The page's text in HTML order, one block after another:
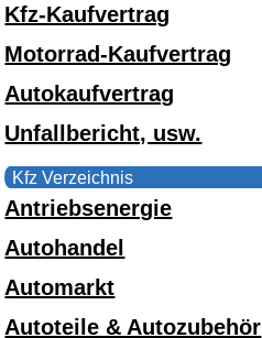
Kfz-Kaufvertrag
Motorrad-Kaufvertrag
Autokaufvertrag
Unfallbericht, usw.
Kfz Verzeichnis
Antriebsenergie
Autohandel
Automarkt
Autoteile & Autozubehör